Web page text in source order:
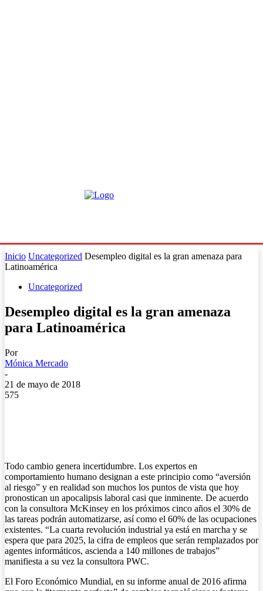
Inicio Uncategorized Desempleo digital es la gran amenaza para
Latinoamérica
Uncategorized
Desempleo digital es la gran amenaza
para Latinoamérica
Por
Mónica Mercado
-
21 de mayo de 2018
575
Todo cambio genera incertidumbre. Los expertos en
comportamiento humano designan a este principio como “aversión
al riesgo” y en realidad son muchos los puntos de vista que hoy
pronostican un apocalipsis laboral casi que inminente. De acuerdo
con la consultora McKinsey en los próximos cinco años el 30% de
las tareas podrán automatizarse, así como el 60% de las ocupaciones
existentes. “La cuarta revolución industrial ya está en marcha y se
espera que para 2025, la cifra de empleos que serán remplazados por
agentes informáticos, ascienda a 140 millones de trabajos”
manifiesta a su vez la consultora PWC.
El Foro Económico Mundial, en su informe anual de 2016 afirma